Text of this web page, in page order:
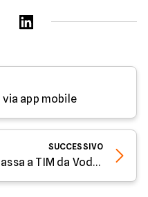
app mobile
SUCCESSIVO
Le offerte mobile per chi passa a TIM da Vodafone ad Aprile 2021